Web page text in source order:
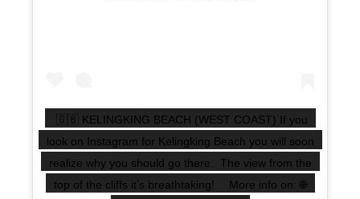
🇬🇧 KELINGKING BEACH (WEST COAST) If you
look on Instagram for Kelingking Beach you will soon
realize why you should go there. The view from the
top of the cliffs it’s breathtaking! ⠀ More info on: 🌐